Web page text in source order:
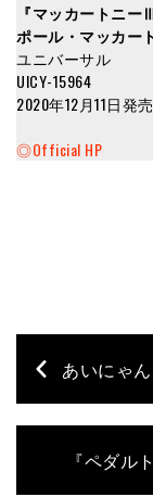
『マッカートニー
ポール・マッカー
ユニバーサル
UICY-15964
2020年12月11日発売
◎Official HP
『ペダル